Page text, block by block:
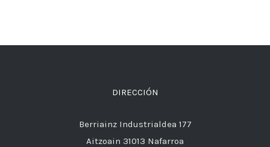
DIRECCIÓN
Berriainz Industrialdea 177
Aitzoain 31013 Nafarroa